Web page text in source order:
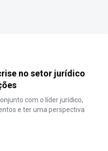
no setor jurídico
com o líder jurídico,
e ter uma perspectiva